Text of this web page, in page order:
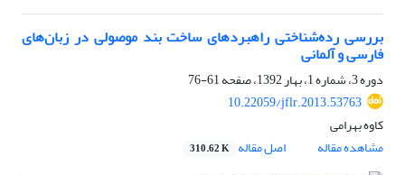
بررسی رده‌شناختی راهبردهای ساخت بند موصولی در زبان‌های
فارسی و آلمانی
دوره 3، شماره 1، بهار 1392، صفحه
61-76
10.22059/jflr.2013.53763
کاوه بهرامی
مشاهده مقاله
اصل مقاله 310.62 K